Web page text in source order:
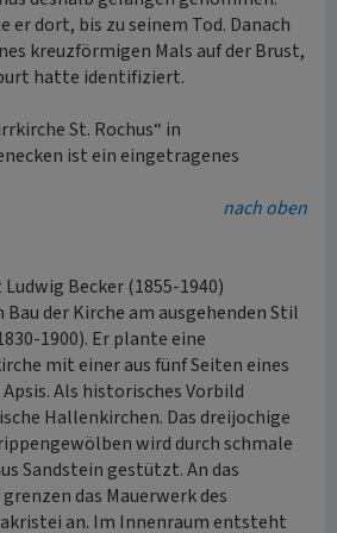
er dort, bis zu seinem Tod. Danach
kreuzförmigen Mals auf der Brust,
hatte identifiziert.
St. Rochus“ in
ist ein eingetragenes
nach oben
Becker (1855-1940)
der Kirche am ausgehenden Stil
1900). Er plante eine
mit einer aus fünf Seiten eines
Als historisches Vorbild
Hallenkirchen. Das dreijochige
wird durch schmale
Sandstein gestützt. An das
das Mauerwerk des
an. Im Innenraum entsteht